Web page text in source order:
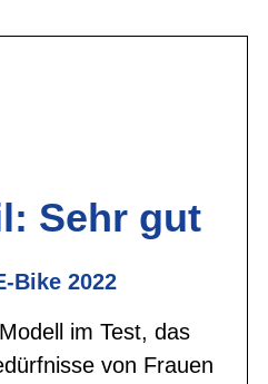
Sehr gut
Bike 2022
im Test, das
von Frauen